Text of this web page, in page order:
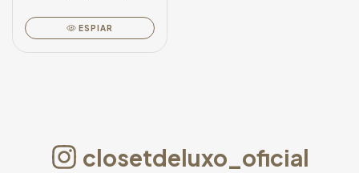
ESPIAR
closetdeluxo_oficial